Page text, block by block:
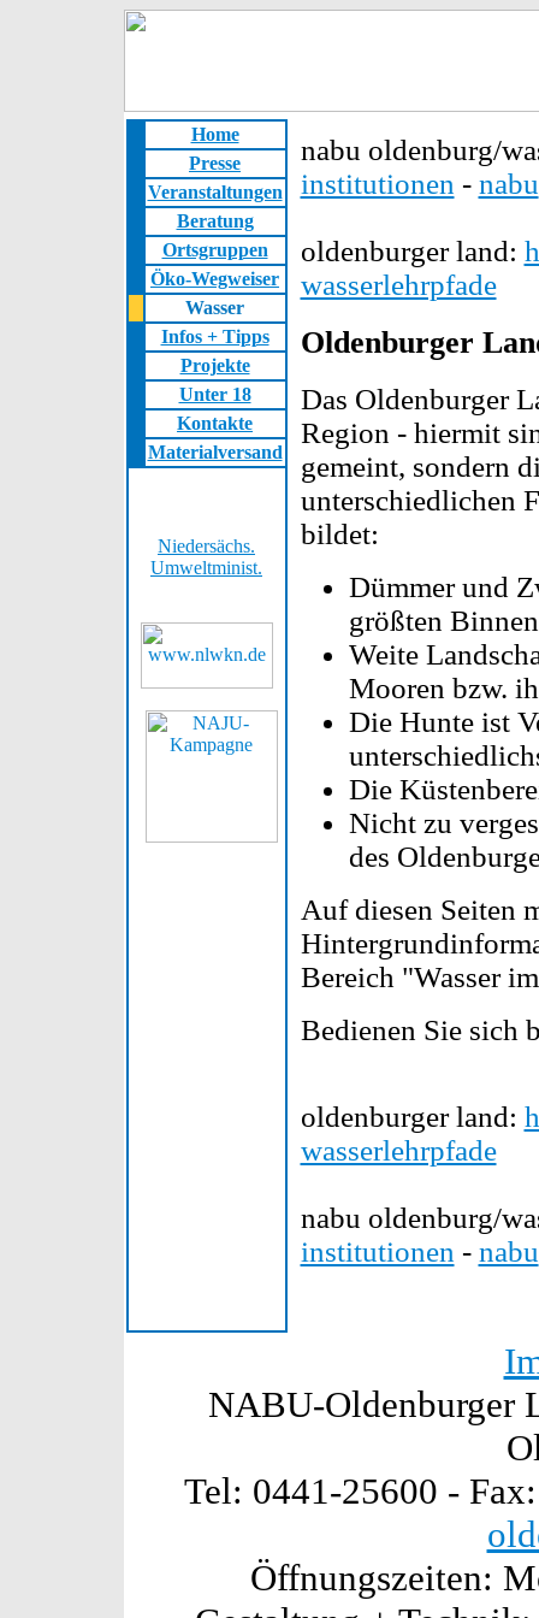
Home
Presse
Veranstaltungen
Beratung
Ortsgruppen
Öko-Wegweiser
Wasser
Infos + Tipps
Projekte
Unter 18
Kontakte
Materialversand
Niedersächs.
Umweltminist.
nabu oldenburg/
institutionen - nabu
oldenburger land:
wasserlehrpfade
Oldenburger
Das Oldenburger
Region - hiermit
gemeint, sondern
unterschiedlichen
bildet:
Dümmer und
größten
Weite
Mooren bzw.
Die Hunte ist
Die
Nicht zu
des
Auf diesen Seiten
Bereich "Wasser
Bedienen Sie sich
oldenburger land:
wasserlehrpfade
nabu oldenburg/
institutionen - nabu
NABU-Oldenburger
Tel: 0441-25600 -
Öffnungszeiten: